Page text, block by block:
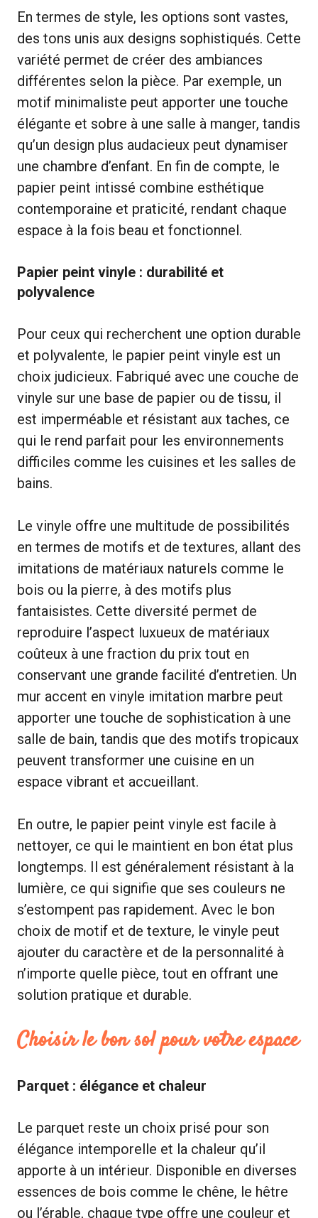
En termes de style, les options sont vastes,
des tons unis aux designs sophistiqués. Cette
variété permet de créer des ambiances
différentes selon la pièce. Par exemple, un
motif minimaliste peut apporter une touche
élégante et sobre à une salle à manger, tandis
qu’un design plus audacieux peut dynamiser
une chambre d’enfant. En fin de compte, le
papier peint intissé combine esthétique
contemporaine et praticité, rendant chaque
espace à la fois beau et fonctionnel.
Papier peint vinyle : durabilité et
polyvalence
Pour ceux qui recherchent une option durable
et polyvalente, le papier peint vinyle est un
choix judicieux. Fabriqué avec une couche de
vinyle sur une base de papier ou de tissu, il
est imperméable et résistant aux taches, ce
qui le rend parfait pour les environnements
difficiles comme les cuisines et les salles de
bains.
Le vinyle offre une multitude de possibilités
en termes de motifs et de textures, allant des
imitations de matériaux naturels comme le
bois ou la pierre, à des motifs plus
fantaisistes. Cette diversité permet de
reproduire l’aspect luxueux de matériaux
coûteux à une fraction du prix tout en
conservant une grande facilité d’entretien. Un
mur accent en vinyle imitation marbre peut
apporter une touche de sophistication à une
salle de bain, tandis que des motifs tropicaux
peuvent transformer une cuisine en un
espace vibrant et accueillant.
En outre, le papier peint vinyle est facile à
nettoyer, ce qui le maintient en bon état plus
longtemps. Il est généralement résistant à la
lumière, ce qui signifie que ses couleurs ne
s’estompent pas rapidement. Avec le bon
choix de motif et de texture, le vinyle peut
ajouter du caractère et de la personnalité à
n’importe quelle pièce, tout en offrant une
solution pratique et durable.
Choisir le bon sol pour votre espace
Parquet : élégance et chaleur
Le parquet reste un choix prisé pour son
élégance intemporelle et la chaleur qu’il
apporte à un intérieur. Disponible en diverses
essences de bois comme le chêne, le hêtre
ou l’érable, chaque type offre une couleur et